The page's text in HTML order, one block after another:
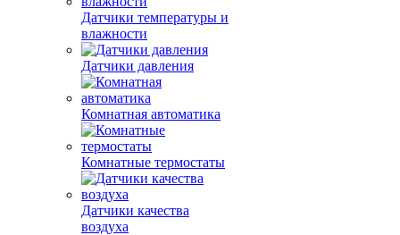
Датчики температуры и
влажности
Датчики давления
Комнатная автоматика
Комнатные термостаты
Датчики качества
воздуха